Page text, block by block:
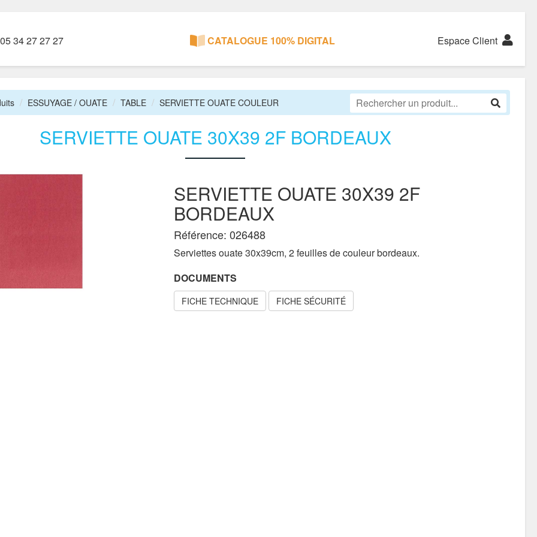
34 27 27 27 CATALOGUE 100% DIGITAL Espace Client
ESSUYAGE / OUATE TABLE SERVIETTE OUATE COULEUR
SERVIETTE OUATE 30X39 2F BORDEAUX
SERVIETTE OUATE 30X39 2F
BORDEAUX
Référence: 026488
Serviettes ouate 30x39cm, 2 feuilles de couleur bordeaux.
DOCUMENTS
FICHE TECHNIQUE FICHE SÉCURITÉ